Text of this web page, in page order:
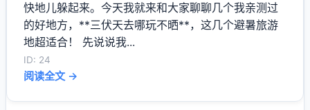
快地儿躲起来。今天我就来和大家聊聊几个我亲测过
的好地方，**三伏天去哪玩不晒**，这几个避暑旅游
地超适合！ 先说说我...
ID: 24
阅读全文 →